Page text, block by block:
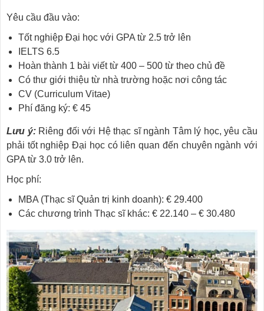
Yêu cầu đầu vào:
Tốt nghiệp Đại học với GPA từ 2.5 trở lên
IELTS 6.5
Hoàn thành 1 bài viết từ 400 – 500 từ theo chủ đề
Có thư giới thiệu từ nhà trường hoặc nơi công tác
CV (Curriculum Vitae)
Phí đăng ký: € 45
Lưu ý:Riêng đối với Hệ thạc sĩ ngành Tâm lý học, yêu cầu
phải tốt nghiệp Đại học có liên quan đến chuyên ngành với
GPA từ 3.0 trở lên.
Học phí:
MBA (Thạc sĩ Quản trị kinh doanh): € 29.400
Các chương trình Thạc sĩ khác: € 22.140 – € 30.480